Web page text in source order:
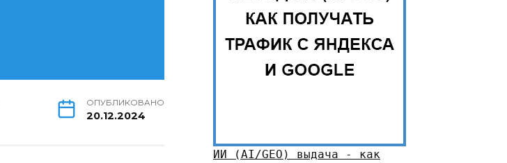
ОПУБЛИКОВАНО
20.12.2024
ИИ (AI/GEO) выдача - как